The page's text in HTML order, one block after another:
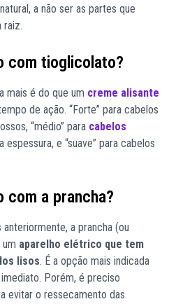
a não ser as partes que
raiz.
com tioglicolato?
mais é do que um creme alisante
de ação. “Forte” para cabelos
“médio” para cabelos
espessura, e “suave” para cabelos
com a prancha?
a prancha (ou
aparelho elétrico que tem
lisos. É a opção mais indicada
Porém, é preciso
evitar o ressecamento das